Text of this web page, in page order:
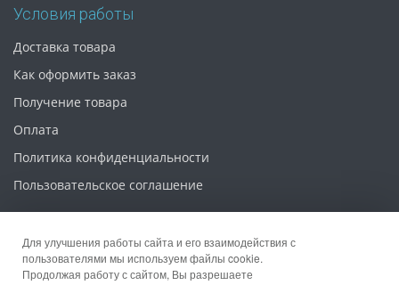
Условия работы
Доставка товара
Как оформить заказ
Получение товара
Оплата
Политика конфиденциальности
Пользовательское соглашение
Для улучшения работы сайта и его взаимодействия с
пользователями мы используем файлы cookie.
Продолжая работу с сайтом, Вы разрешаете